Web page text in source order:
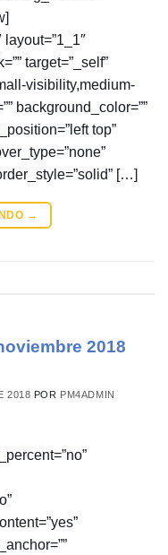
target=”_self”
visibility,medium-
background_color=””
top”
[…]
→
2018
2018 POR PM4ADMIN